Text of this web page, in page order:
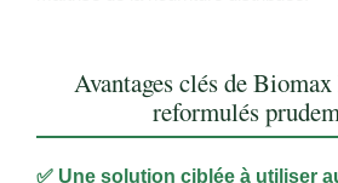
Avantages clés de
reformulés
✅ Une solution ciblée à utiliser